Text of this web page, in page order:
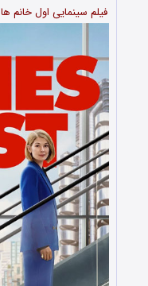
فیلم سینمایی اول خانم ها ۲۰۲۶ با کیفیت 1080p & 720p & 480p